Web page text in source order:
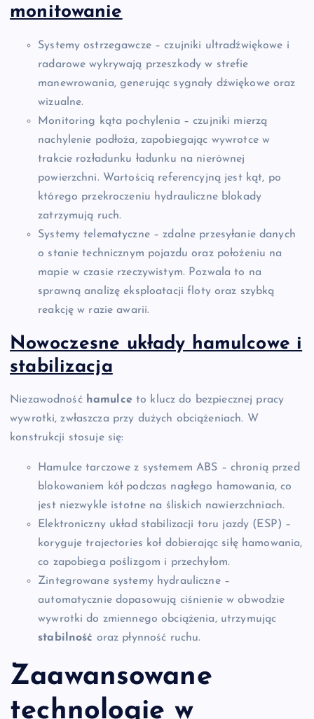
monitowanie
Systemy ostrzegawcze – czujniki ultradźwiękowe i
radarowe wykrywają przeszkody w strefie
manewrowania, generując sygnały dźwiękowe oraz
wizualne.
Monitoring kąta pochylenia – czujniki mierzą
nachylenie podłoża, zapobiegając wywrotce w
trakcie rozładunku ładunku na nierównej
powierzchni. Wartością referencyjną jest kąt, po
którego przekroczeniu hydrauliczne blokady
zatrzymują ruch.
Systemy telematyczne – zdalne przesyłanie danych
o stanie technicznym pojazdu oraz położeniu na
mapie w czasie rzeczywistym. Pozwala to na
sprawną analizę eksploatacji floty oraz szybką
reakcję w razie awarii.
Nowoczesne układy hamulcowe i
stabilizacja
Niezawodność hamulceto klucz do bezpiecznej pracy
wywrotki, zwłaszcza przy dużych obciążeniach. W
konstrukcji stosuje się:
Hamulce tarczowe z systemem ABS – chronią przed
blokowaniem kół podczas nagłego hamowania, co
jest niezwykle istotne na śliskich nawierzchniach.
Elektroniczny układ stabilizacji toru jazdy (ESP) –
koryguje trajectories koł dobierając siłę hamowania,
co zapobiega poślizgom i przechyłom.
Zintegrowane systemy hydrauliczne –
automatycznie dopasowują ciśnienie w obwodzie
wywrotki do zmiennego obciążenia, utrzymując
stabilność oraz płynność ruchu.
Zaawansowane
technologie w